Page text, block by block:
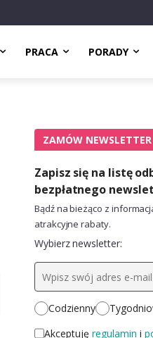
PRACA PORADY
ZAMÓW NEWSLETTER
Zapisz się na listę
bezpłatnego
Bądź na bieżąco z
atrakcyjne rabaty.
Wybierz newsletter:
Codzienny
Akceptuję regulamin i